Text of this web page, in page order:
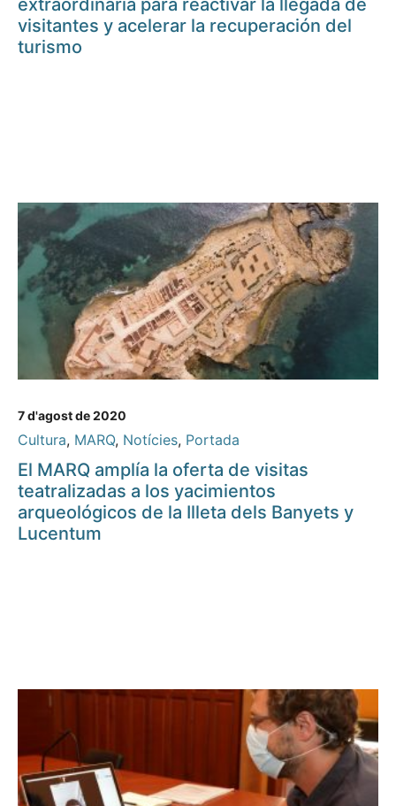
extraordinaria para reactivar la llegada de
visitantes y acelerar la recuperación del
turismo
7 d'agost de 2020
Cultura, MARQ, Notícies, Portada
El MARQ amplía la oferta de visitas
teatralizadas a los yacimientos
arqueológicos de la Illeta dels Banyets y
Lucentum